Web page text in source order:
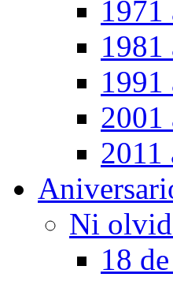
1971
1981
1991
2001
2011
Ni
18